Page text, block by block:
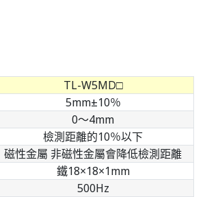
TL-W5MD□
5mm±10％
0～4mm
檢測距離的10％以下
磁性金屬 非磁性金屬會降低檢測距離
鐵18×18×1mm
500Hz